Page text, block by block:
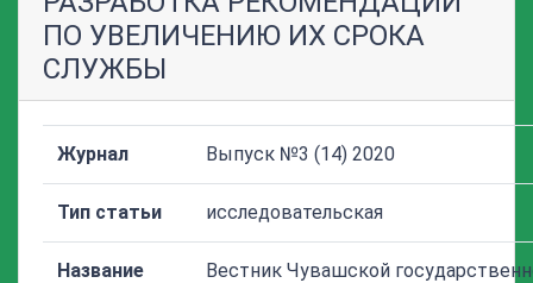
ПО УВЕЛИЧЕНИЮ ИХ СРОКА
СЛУЖБЫ
Журнал Выпуск №3 (14) 2020
Тип статьи исследовательская
Название
Вестник Чувашской